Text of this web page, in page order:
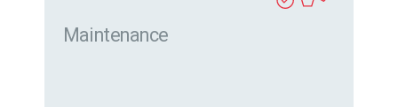
Maintenance